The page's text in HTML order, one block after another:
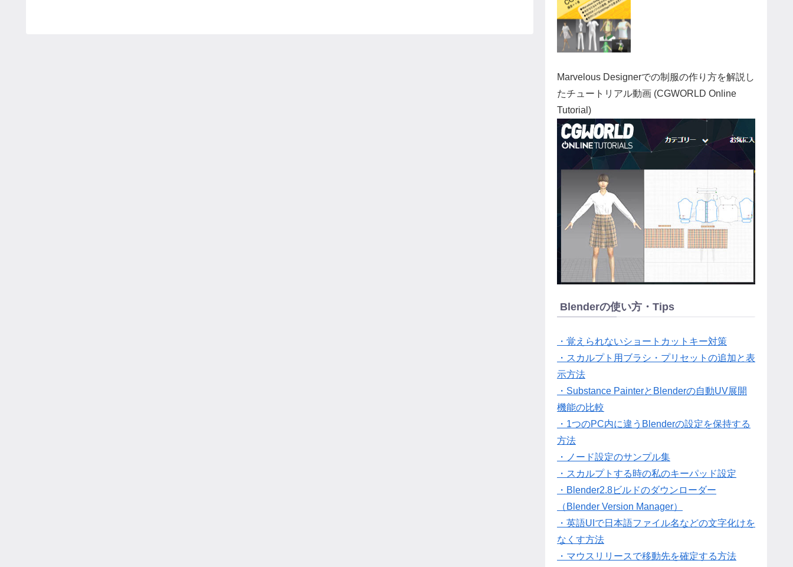
Marvelous Designerでの制服の作り方を解説し
たチュートリアル動画 (CGWORLD Online
Tutorial)
Blenderの使い方・Tips
・覚えられないショートカットキー対策
・スカルプト用ブラシ・プリセットの追加と表
示方法
・Substance PainterとBlenderの自動UV展開
機能の比較
・1つのPC内に違うBlenderの設定を保持する
方法
・ノード設定のサンプル集
・スカルプトする時の私のキーパッド設定
・Blender2.8ビルドのダウンローダー
（Blender Version Manager）
・英語UIで日本語ファイル名などの文字化けを
なくす方法
・マウスリリースで移動先を確定する方法